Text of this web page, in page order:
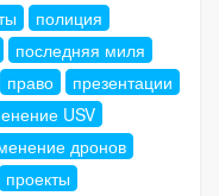
полиция
последняя миля
право
презентации
USV
дронов
проекты